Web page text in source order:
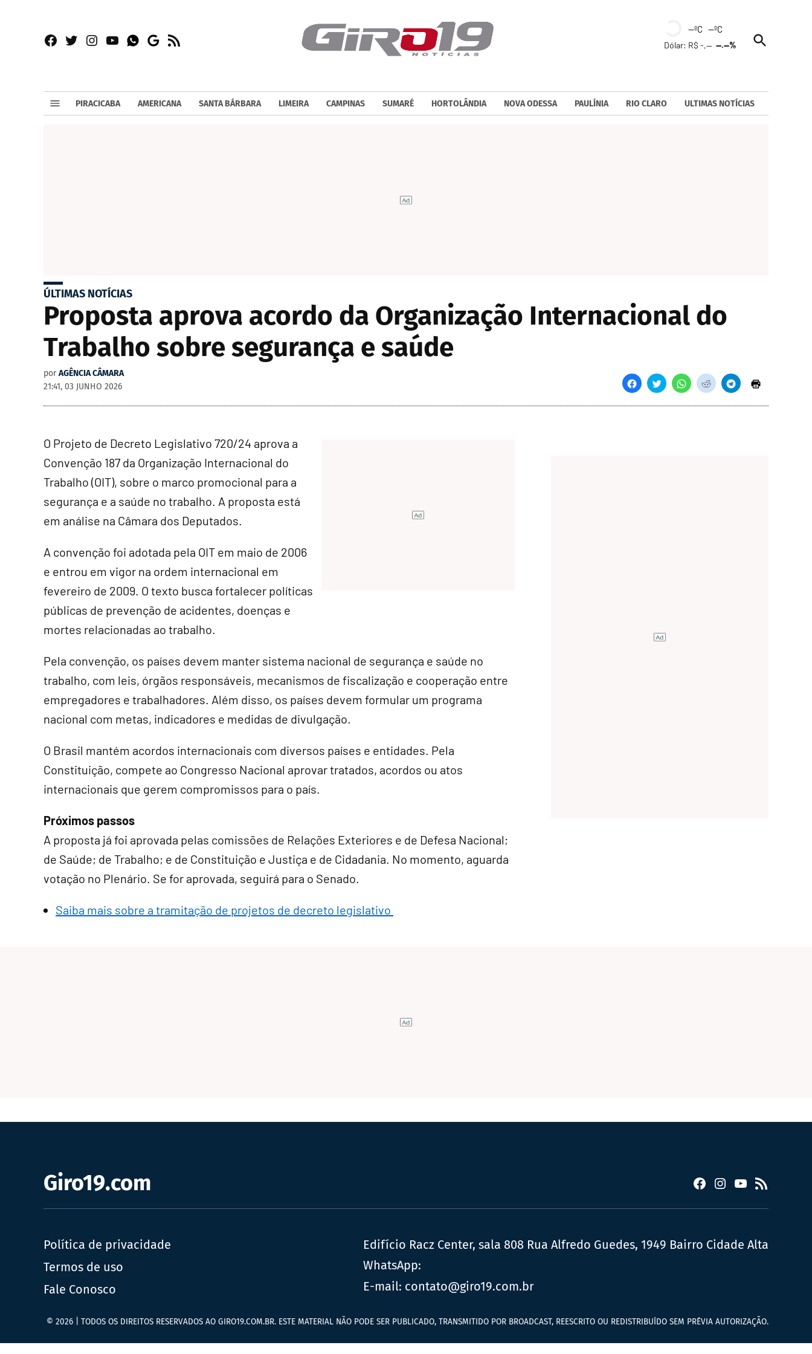
Facebook
TwitterInstagram
YouTubeWhatsapp
Google
RSS
--ºC --ºC
Dólar: R$ -,----.--%
Open
Search
PIRACICABA AMERICANA SANTA BÁRBARA LIMEIRA CAMPINAS SUMARÉ HORTOLÂNDIA NOVA ODESSA PAULÍNIA RIO CLARO ULTIMAS NOTÍCIAS
ÚLTIMAS NOTÍCIAS
Proposta aprova acordo da Organização Internacional do
Trabalho sobre segurança e saúde
por AGÊNCIA CÂMARA
21:41, 03 JUNHO 2026
O Projeto de Decreto Legislativo 720/24 aprova a
Convenção 187 da Organização Internacional do
Trabalho (OIT), sobre o marco promocional para a
segurança e a saúde no trabalho. A proposta está
em análise na Câmara dos Deputados.
A convenção foi adotada pela OIT em maio de 2006
e entrou em vigor na ordem internacional em
fevereiro de 2009. O texto busca fortalecer políticas
públicas de prevenção de acidentes, doenças e
mortes relacionadas ao trabalho.
Pela convenção, os países devem manter sistema nacional de segurança e saúde no
trabalho, com leis, órgãos responsáveis, mecanismos de fiscalização e cooperação entre
empregadores e trabalhadores. Além disso, os países devem formular um programa
nacional com metas, indicadores e medidas de divulgação.
O Brasil mantém acordos internacionais com diversos países e entidades. Pela
Constituição, compete ao Congresso Nacional aprovar tratados, acordos ou atos
internacionais que gerem compromissos para o país.
Próximos passos
A proposta já foi aprovada pelas comissões de Relações Exteriores e de Defesa Nacional;
de Saúde; de Trabalho; e de Constituição e Justiça e de Cidadania. No momento, aguarda
votação no Plenário. Se for aprovada, seguirá para o Senado.
Saiba mais sobre a tramitação de projetos de decreto legislativo
Giro19.com Facebook
Instagram
YouTube
RSS
Política de privacidade
Termos de uso
Fale Conosco
Edifício Racz Center, sala 808 Rua Alfredo Guedes, 1949 Bairro Cidade Alta
WhatsApp:
E-mail: contato@giro19.com.br
© 2026 | TODOS OS DIREITOS RESERVADOS AO GIRO19.COM.BR. ESTE MATERIAL NÃO PODE SER PUBLICADO, TRANSMITIDO POR BROADCAST, REESCRITO OU REDISTRIBUÍDO SEM PRÉVIA AUTORIZAÇÃO.